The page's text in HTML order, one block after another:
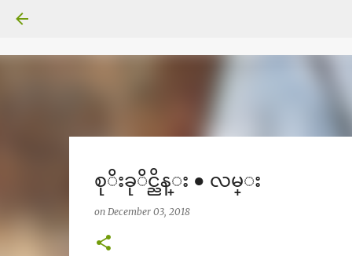
စုိးခုိင္ညိန္း ● လမ္း
on December 03, 2018